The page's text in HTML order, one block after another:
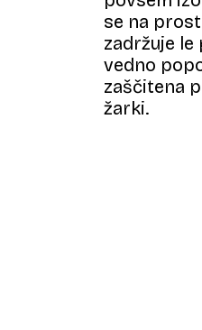
se na
zadržuje le
vedno
zaščitena
žarki.